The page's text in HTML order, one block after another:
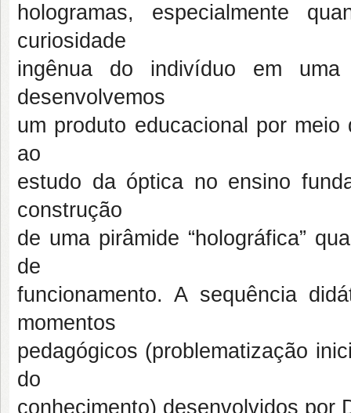
hologramas, especialmente
curiosidade
ingênua do indivíduo em uma
desenvolvemos
um produto educacional por
ao
estudo da óptica no ensino
construção
de uma pirâmide “holográfica”
de
funcionamento. A sequência
momentos
pedagógicos (problematização
do
conhecimento) desenvolvidos por